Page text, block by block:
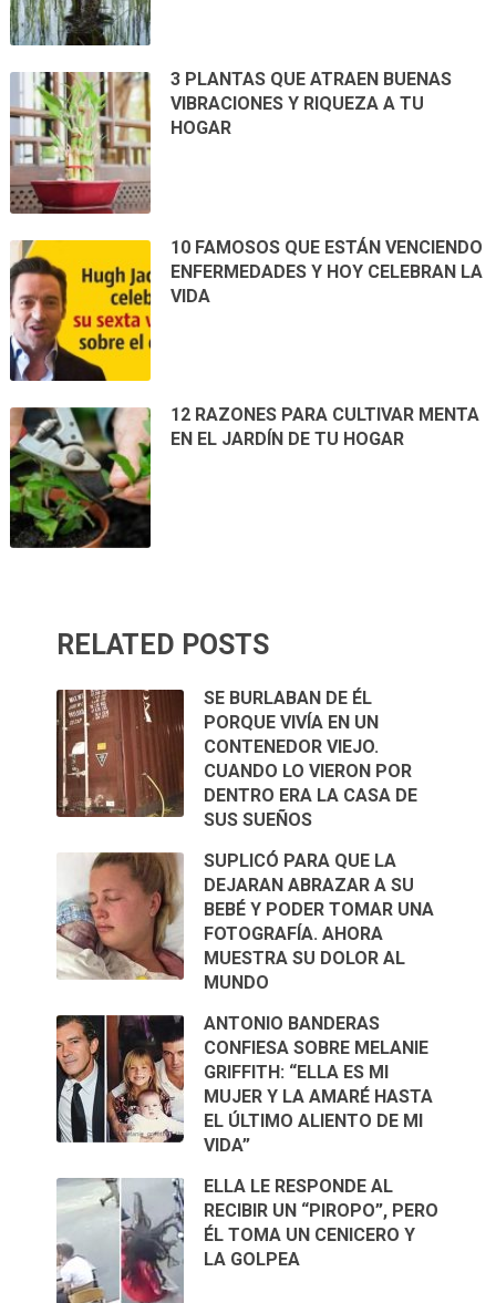
3 PLANTAS QUE ATRAEN BUENAS
VIBRACIONES Y RIQUEZA A TU
HOGAR
10 FAMOSOS QUE ESTÁN VENCIENDO
ENFERMEDADES Y HOY CELEBRAN LA
VIDA
12 RAZONES PARA CULTIVAR MENTA
EN EL JARDÍN DE TU HOGAR
RELATED POSTS
SE BURLABAN DE ÉL
PORQUE VIVÍA EN UN
CONTENEDOR VIEJO.
CUANDO LO VIERON POR
DENTRO ERA LA CASA DE
SUS SUEÑOS
SUPLICÓ PARA QUE LA
DEJARAN ABRAZAR A SU
BEBÉ Y PODER TOMAR UNA
FOTOGRAFÍA. AHORA
MUESTRA SU DOLOR AL
MUNDO
ANTONIO BANDERAS
CONFIESA SOBRE MELANIE
GRIFFITH: “ELLA ES MI
MUJER Y LA AMARÉ HASTA
EL ÚLTIMO ALIENTO DE MI
VIDA”
ELLA LE RESPONDE AL
RECIBIR UN “PIROPO”, PERO
ÉL TOMA UN CENICERO Y
LA GOLPEA